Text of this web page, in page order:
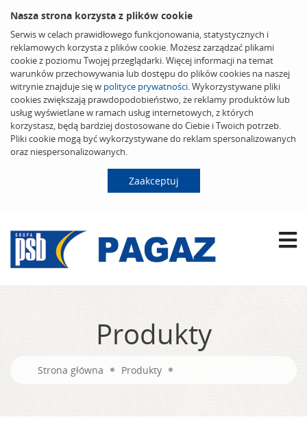
Nasza strona korzysta z plików cookie
Serwis w celach prawidłowego funkcjonowania, statystycznych i
reklamowych korzysta z plików cookie. Możesz zarządzać plikami
cookie z poziomu Twojej przeglądarki. Więcej informacji na temat
warunków przechowywania lub dostępu do plików cookies na naszej
witrynie znajduje się w polityce prywatności. Wykorzystywane pliki
cookies zwiększają prawdopodobieństwo, że reklamy produktów lub
usług wyświetlane w ramach usług internetowych, z których
korzystasz, będą bardziej dostosowane do Ciebie i Twoich potrzeb.
Pliki cookie mogą być wykorzystywane do reklam spersonalizowanych
oraz niespersonalizowanych.
Zaakceptuj
Produkty
Strona główna Produkty